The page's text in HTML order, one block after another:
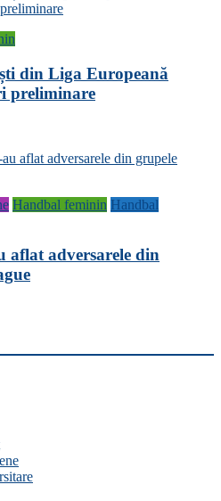
din Liga Europeană
preliminare
Handbal feminin Handbal
aflat adversarele din